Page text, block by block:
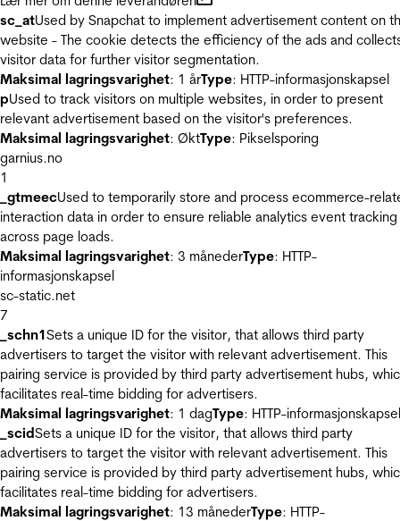
sc_atUsed by Snapchat to implement advertisement content on
website - The cookie detects the efficiency of the ads and
visitor data for further visitor segmentation.
Maksimal lagringsvarighet: 1 årType: HTTP-informasjonskapsel
pUsed to track visitors on multiple websites, in order to present
relevant advertisement based on the visitor's preferences.
Maksimal lagringsvarighet: ØktType: Pikselsporing
garnius.no
1
_gtmeecUsed to temporarily store and process ecommerce-
interaction data in order to ensure reliable analytics event tracking
across page loads.
Maksimal lagringsvarighet: 3 månederType: HTTP-
informasjonskapsel
sc-static.net
7
_schn1Sets a unique ID for the visitor, that allows third party
advertisers to target the visitor with relevant advertisement. This
pairing service is provided by third party advertisement hubs,
facilitates real-time bidding for advertisers.
Maksimal lagringsvarighet: 1 dagType: HTTP-informasjonskapsel
_scidSets a unique ID for the visitor, that allows third party
advertisers to target the visitor with relevant advertisement. This
pairing service is provided by third party advertisement hubs,
facilitates real-time bidding for advertisers.
Maksimal lagringsvarighet: 13 månederType: HTTP-